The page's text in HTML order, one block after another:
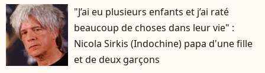
"J’ai eu plusieurs enfants et j’ai raté
beaucoup de choses dans leur vie" :
Nicola Sirkis (Indochine) papa d'une fille
et de deux garçons